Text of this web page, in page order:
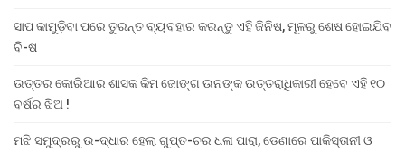
ସାପ କାମୁଡ଼ିବା ପରେ ତୁରନ୍ତ ବ୍ୟବହାର କରନ୍ତୁ ଏହି ଜିନିଷ, ମୂଳରୁ ଶେଷ ହୋଇଯିବ
ବି-ଷ
ଉତ୍ତର କୋରିଆର ଶାସକ କିମ ଜୋଙ୍ଗ ଉନଙ୍କ ଉତ୍ତରାଧିକାରୀ ହେବେ ଏହି ୧୦
ବର୍ଷର ଝିଅ !
ମଝି ସମୁଦ୍ରରୁ ଉ-ଦ୍ଧାର ହେଲା ଗୁପ୍ତ-ଚର ଧଳା ପାରା, ଡେଣାରେ ପାକିସ୍ତାନୀ ଓ